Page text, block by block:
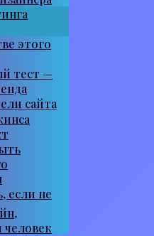
этого
тест —
сайта
если не
человек